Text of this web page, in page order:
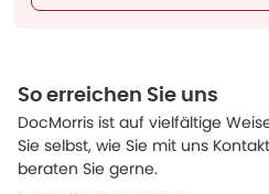
So erreichen Sie uns
DocMorris ist auf vielfältige
Sie selbst, wie Sie mit uns
beraten Sie gerne.